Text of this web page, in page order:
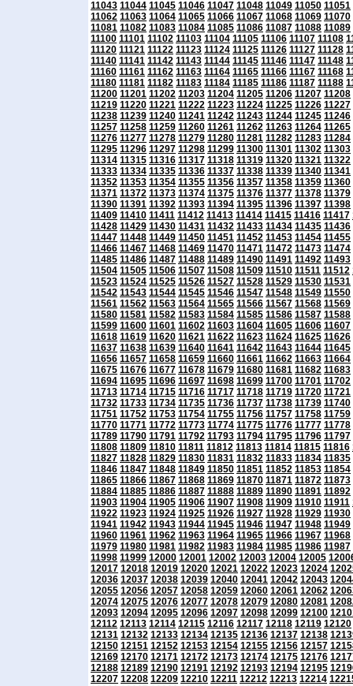
11043 11044 11045 11046 11047 11048 11049 11050 11051
11062 11063 11064 11065 11066 11067 11068 11069 11070
11081 11082 11083 11084 11085 11086 11087 11088 11089
11100 11101 11102 11103 11104 11105 11106 11107 11108
11120 11121 11122 11123 11124 11125 11126 11127 11128
11140 11141 11142 11143 11144 11145 11146 11147 11148
11160 11161 11162 11163 11164 11165 11166 11167 11168
11180 11181 11182 11183 11184 11185 11186 11187 11188
11200 11201 11202 11203 11204 11205 11206 11207 11208
11219 11220 11221 11222 11223 11224 11225 11226 11227
11238 11239 11240 11241 11242 11243 11244 11245 11246
11257 11258 11259 11260 11261 11262 11263 11264 11265
11276 11277 11278 11279 11280 11281 11282 11283 11284
11295 11296 11297 11298 11299 11300 11301 11302 11303
11314 11315 11316 11317 11318 11319 11320 11321 11322
11333 11334 11335 11336 11337 11338 11339 11340 11341
11352 11353 11354 11355 11356 11357 11358 11359 11360
11371 11372 11373 11374 11375 11376 11377 11378 11379
11390 11391 11392 11393 11394 11395 11396 11397 11398
11409 11410 11411 11412 11413 11414 11415 11416 11417
11428 11429 11430 11431 11432 11433 11434 11435 11436
11447 11448 11449 11450 11451 11452 11453 11454 11455
11466 11467 11468 11469 11470 11471 11472 11473 11474
11485 11486 11487 11488 11489 11490 11491 11492 11493
11504 11505 11506 11507 11508 11509 11510 11511 11512
11523 11524 11525 11526 11527 11528 11529 11530 11531
11542 11543 11544 11545 11546 11547 11548 11549 11550
11561 11562 11563 11564 11565 11566 11567 11568 11569
11580 11581 11582 11583 11584 11585 11586 11587 11588
11599 11600 11601 11602 11603 11604 11605 11606 11607
11618 11619 11620 11621 11622 11623 11624 11625 11626
11637 11638 11639 11640 11641 11642 11643 11644 11645
11656 11657 11658 11659 11660 11661 11662 11663 11664
11675 11676 11677 11678 11679 11680 11681 11682 11683
11694 11695 11696 11697 11698 11699 11700 11701 11702
11713 11714 11715 11716 11717 11718 11719 11720 11721
11732 11733 11734 11735 11736 11737 11738 11739 11740
11751 11752 11753 11754 11755 11756 11757 11758 11759
11770 11771 11772 11773 11774 11775 11776 11777 11778
11789 11790 11791 11792 11793 11794 11795 11796 11797
11808 11809 11810 11811 11812 11813 11814 11815 11816
11827 11828 11829 11830 11831 11832 11833 11834 11835
11846 11847 11848 11849 11850 11851 11852 11853 11854
11865 11866 11867 11868 11869 11870 11871 11872 11873
11884 11885 11886 11887 11888 11889 11890 11891 11892
11903 11904 11905 11906 11907 11908 11909 11910 11911
11922 11923 11924 11925 11926 11927 11928 11929 11930
11941 11942 11943 11944 11945 11946 11947 11948 11949
11960 11961 11962 11963 11964 11965 11966 11967 11968
11979 11980 11981 11982 11983 11984 11985 11986 11987
11998 11999 12000 12001 12002 12003 12004 12005
12017 12018 12019 12020 12021 12022 12023 12024
12036 12037 12038 12039 12040 12041 12042 12043
12055 12056 12057 12058 12059 12060 12061 12062
12074 12075 12076 12077 12078 12079 12080 12081
12093 12094 12095 12096 12097 12098 12099 12100
12112 12113 12114 12115 12116 12117 12118 12119 12120
12131 12132 12133 12134 12135 12136 12137 12138
12150 12151 12152 12153 12154 12155 12156 12157
12169 12170 12171 12172 12173 12174 12175 12176
12188 12189 12190 12191 12192 12193 12194 12195
12207 12208 12209 12210 12211 12212 12213 12214